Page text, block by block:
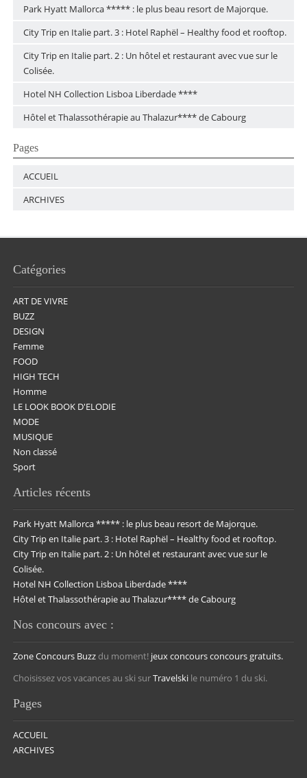
Park Hyatt Mallorca ***** : le plus beau resort de Majorque.
City Trip en Italie part. 3 : Hotel Raphël – Healthy food et rooftop.
City Trip en Italie part. 2 : Un hôtel et restaurant avec vue sur le
Colisée.
Hotel NH Collection Lisboa Liberdade ****
Hôtel et Thalassothérapie au Thalazur**** de Cabourg
Pages
ACCUEIL
ARCHIVES
Catégories
ART DE VIVRE
BUZZ
DESIGN
Femme
FOOD
HIGH TECH
Homme
LE LOOK BOOK D'ELODIE
MODE
MUSIQUE
Non classé
Sport
Articles récents
Park Hyatt Mallorca ***** : le plus beau resort de Majorque.
City Trip en Italie part. 3 : Hotel Raphël – Healthy food et rooftop.
City Trip en Italie part. 2 : Un hôtel et restaurant avec vue sur le
Colisée.
Hotel NH Collection Lisboa Liberdade ****
Hôtel et Thalassothérapie au Thalazur**** de Cabourg
Nos concours avec :
Zone Concours Buzz du moment! jeux concoursconcours gratuits.
Choisissez vos vacances au ski surTravelski le numéro 1 du ski.
Pages
ACCUEIL
ARCHIVES